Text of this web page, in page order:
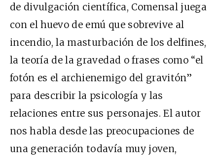
de divulgación científica, Comensal juega
con el huevo de emú que sobrevive al
incendio, la masturbación de los delfines,
la teoría de la gravedad o frases como “el
fotón es el archienemigo del gravitón”
para describir la psicología y las
relaciones entre sus personajes. El autor
nos habla desde las preocupaciones de
una generación todavía muy joven,